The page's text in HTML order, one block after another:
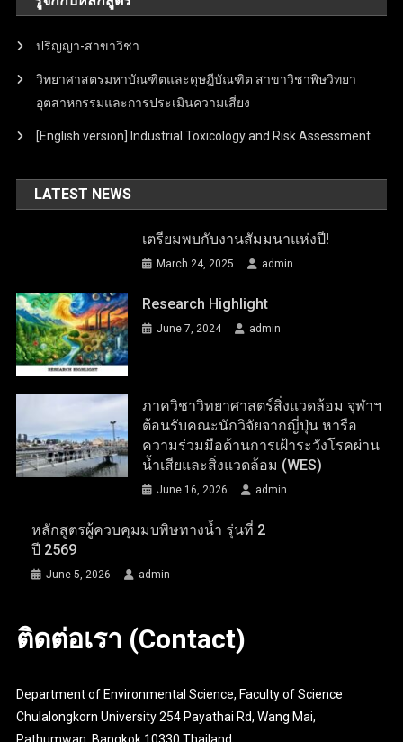
ปริญญา-สาขาวิชา
วิทยาศาสตรมหาบัณฑิตและดุษฎีบัณฑิต สาขาวิชาพิษวิทยา
อุตสาหกรรมและการประเมินความเสี่ยง
[English version] Industrial Toxicology and Risk Assessment
LATEST NEWS
เตรียมพบกับงานสัมมนาแห่งปี!
March 24, 2025 admin
Research Highlight
June 7, 2024 admin
ภาควิชาวิทยาศาสตร์สิ่งแวดล้อม จุฬาฯ
ต้อนรับคณะนักวิจัยจากญี่ปุ่น หารือ
ความร่วมมือด้านการเฝ้าระวังโรคผ่าน
น้ำเสียและสิ่งแวดล้อม (WES)
June 16, 2026 admin
หลักสูตรผู้ควบคุมมบพิษทางน้ำ รุ่นที่ 2
ปี 2569
June 5, 2026 admin
ติดต่อเรา (Contact)
Department of Environmental Science, Faculty of Science
Chulalongkorn University 254 Payathai Rd, Wang Mai,
Pathumwan, Bangkok 10330 Thailand